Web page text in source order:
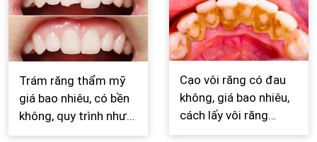
Trám răng thẩm mỹ
giá bao nhiêu, có bền
không, quy trình như
thế nào?
Cạo vôi răng có đau
không, giá bao nhiêu,
cách lấy vôi răng
chuẩn nhất